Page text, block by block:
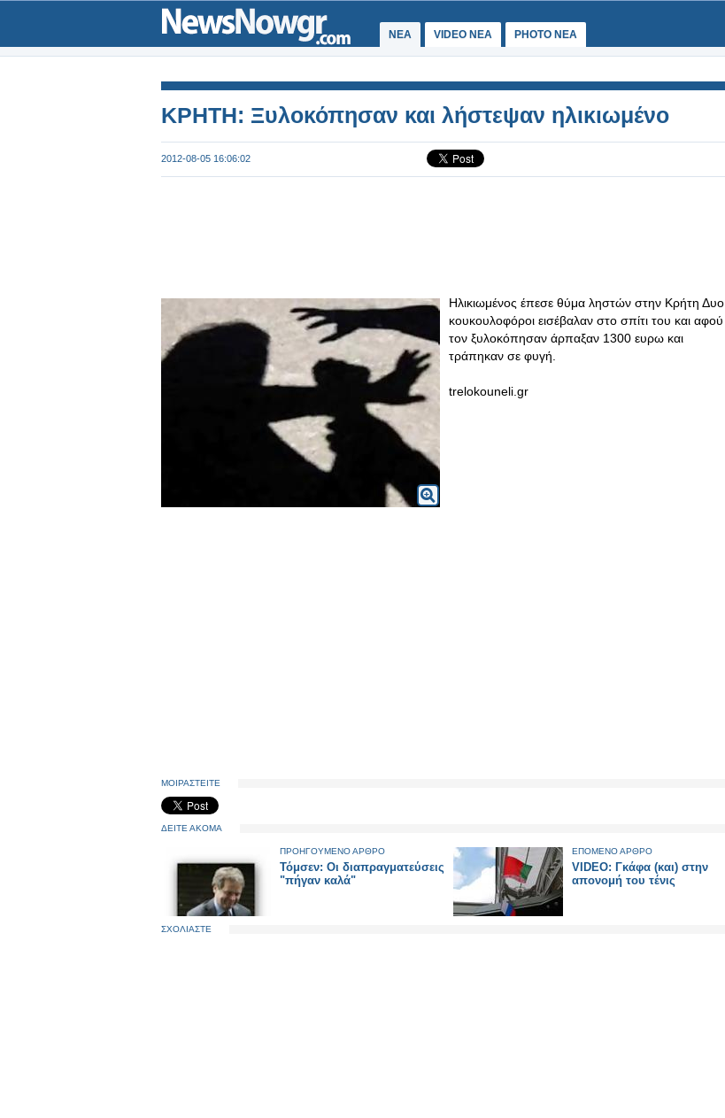
ΝΕΑ VIDEO NEA PHOTO NEA
KΡΗΤΗ: Ξυλοκόπησαν και λήστεψαν ηλικιωμένο
2012-08-05 16:06:02
Ηλικιωμένος έπεσε θύμα ληστών στην Κρήτη Δυο
κουκουλοφόροι εισέβαλαν στο σπίτι του και αφού
τον ξυλοκόπησαν άρπαξαν 1300 ευρω και
τράπηκαν σε φυγή.
trelokouneli.gr
ΜΟΙΡΑΣΤΕΙΤΕ
ΔΕΙΤΕ ΑΚΟΜΑ
ΠΡΟΗΓΟΥΜΕΝΟ ΑΡΘΡΟ
Τόμσεν: Οι διαπραγματεύσεις
"πήγαν καλά"
ΕΠΟΜΕΝΟ ΑΡΘΡΟ
VIDEO: Γκάφα (και) στην
απονομή του τένις
ΣΧΟΛΙΑΣΤΕ